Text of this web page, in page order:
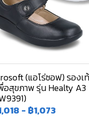
(แอโร่ซอฟ) รองเ
อสุขภาพ รุ่น Healty A3
- ฿1,073